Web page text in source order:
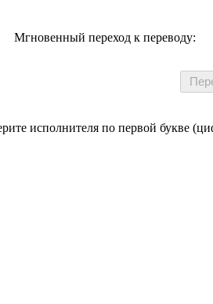
Мгновенный переход к переводу:
исполнителя по первой букве